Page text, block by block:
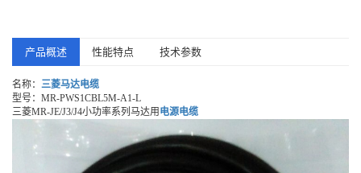
产品概述 性能特点 技术参数
名称： 三菱马达电缆
型号：MR-PWS1CBL5M-A1-L
三菱MR-JE/J3/J4小功率系列马达用 电源电缆